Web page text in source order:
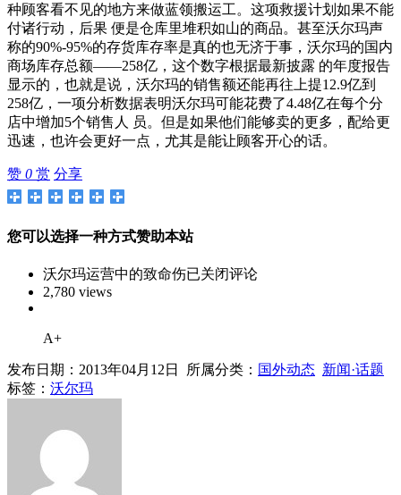
种顾客看不见的地方来做蓝领搬运工。这项救援计划如果不能
付诸行动，后果 便是仓库里堆积如山的商品。甚至沃尔玛声
称的90%-95%的存货库存率是真的也无济于事，沃尔玛的国内
商场库存总额——258亿，这个数字根据最新披露 的年度报告
显示的，也就是说，沃尔玛的销售额还能再往上提12.9亿到
258亿，一项分析数据表明沃尔玛可能花费了4.48亿在每个分
店中增加5个销售人 员。但是如果他们能够卖的更多，配给更
迅速，也许会更好一点，尤其是能让顾客开心的话。
赞 0 赏 分享
您可以选择一种方式赞助本站
沃尔玛运营中的致命伤已关闭评论
2,780 views
A+
发布日期：2013年04月12日 所属分类： 国外动态 新闻·话题
标签： 沃尔玛